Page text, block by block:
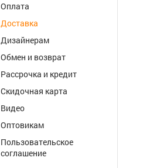
Оплата
Доставка
Дизайнерам
Обмен и возврат
Рассрочка и кредит
Скидочная карта
Видео
Оптовикам
Пользовательское
соглашение